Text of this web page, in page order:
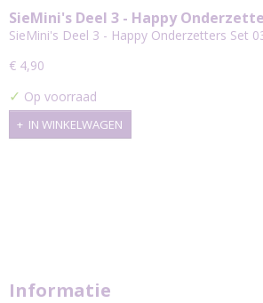
SieMini's Deel 3 - Happy
SieMini's Deel 3 - Happy Onderzetters Set
€ 4,90
✓ Op voorraad
IN WINKELWAGEN
Informatie